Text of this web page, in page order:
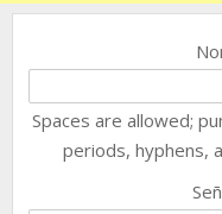
Spaces are allowed;
periods, hyphens,